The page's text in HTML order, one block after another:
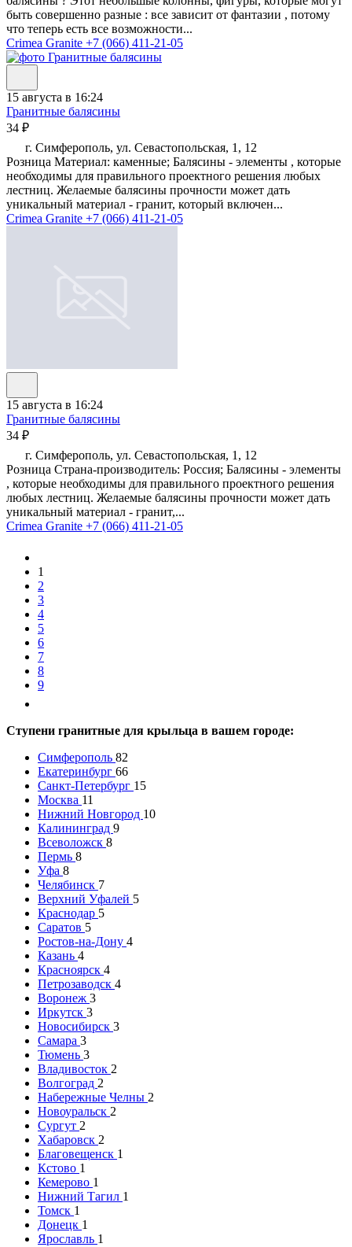
быть совершенно разные : все зависит от фантазии , потому
что теперь есть все возможности...
Crimea Granite +7 (066) 411-21-05
15 августа в 16:24
Гранитные балясины
34 ₽
г. Симферополь, ул. Севастопольская, 1, 12
Розница Материал: каменные; Балясины - элементы , которые
необходимы для правильного проектного решения любых
лестниц. Желаемые балясины прочности может дать
уникальный материал - гранит, который включен...
Crimea Granite +7 (066) 411-21-05
15 августа в 16:24
Гранитные балясины
34 ₽
г. Симферополь, ул. Севастопольская, 1, 12
Розница Страна-производитель: Россия; Балясины - элементы
, которые необходимы для правильного проектного решения
любых лестниц. Желаемые балясины прочности может дать
уникальный материал - гранит,...
Crimea Granite +7 (066) 411-21-05
1
2
3
4
5
6
7
8
9
Ступени гранитные для крыльца в вашем городе:
Симферополь 82
Екатеринбург 66
Санкт-Петербург 15
Москва 11
Нижний Новгород 10
Калининград 9
Всеволожск 8
Пермь 8
Уфа 8
Челябинск 7
Верхний Уфалей 5
Краснодар 5
Саратов 5
Ростов-на-Дону 4
Казань 4
Красноярск 4
Петрозаводск 4
Воронеж 3
Иркутск 3
Новосибирск 3
Самара 3
Тюмень 3
Владивосток 2
Волгоград 2
Набережные Челны 2
Новоуральск 2
Сургут 2
Хабаровск 2
Благовещенск 1
Кстово 1
Кемерово 1
Нижний Тагил 1
Томск 1
Донецк 1
Ярославль 1